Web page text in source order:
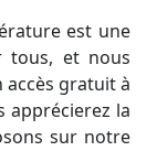
est une
tous, et nous
gratuit à
apprécierez la
sur notre